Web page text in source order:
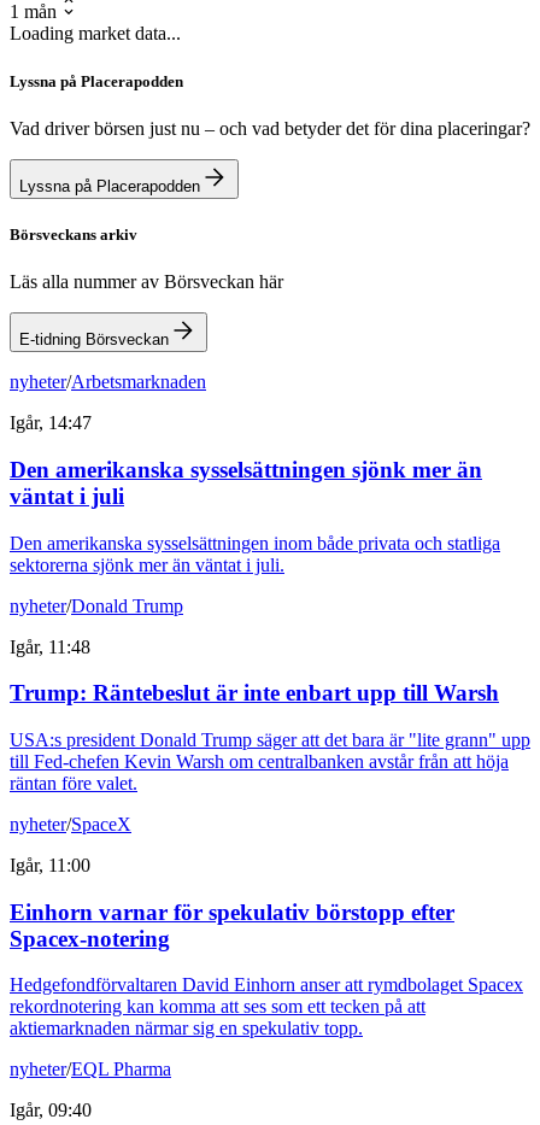
1 mån
Loading market data...
Lyssna på Placerapodden
Vad driver börsen just nu – och vad betyder det för dina placeringar?
Lyssna på Placerapodden
Börsveckans arkiv
Läs alla nummer av Börsveckan här
E-tidning Börsveckan
nyheter/Arbetsmarknaden
Igår, 14:47
Den amerikanska sysselsättningen sjönk mer än
väntat i juli
Den amerikanska sysselsättningen inom både privata och statliga
sektorerna sjönk mer än väntat i juli.
nyheter/Donald Trump
Igår, 11:48
Trump: Räntebeslut är inte enbart upp till Warsh
USA:s president Donald Trump säger att det bara är "lite grann" upp
till Fed-chefen Kevin Warsh om centralbanken avstår från att höja
räntan före valet.
nyheter/SpaceX
Igår, 11:00
Einhorn varnar för spekulativ börstopp efter
Spacex-notering
Hedgefondförvaltaren David Einhorn anser att rymdbolaget Spacex
rekordnotering kan komma att ses som ett tecken på att
aktiemarknaden närmar sig en spekulativ topp.
nyheter/EQL Pharma
Igår, 09:40